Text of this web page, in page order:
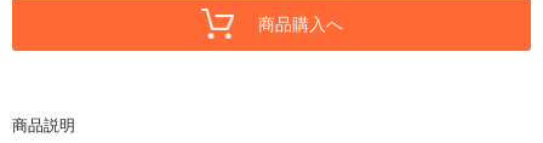
商品購入へ
商品説明